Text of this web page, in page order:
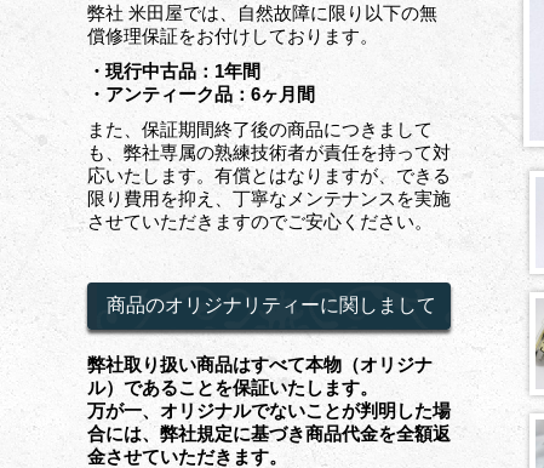
弊社 米田屋では、自然故障に限り以下の無
償修理保証をお付けしております。
・現行中古品：1年間
・アンティーク品：6ヶ月間
また、保証期間終了後の商品につきまして
も、弊社専属の熟練技術者が責任を持って対
応いたします。有償とはなりますが、できる
限り費用を抑え、丁寧なメンテナンスを実施
させていただきますのでご安心ください。
商品のオリジナリティーに関しまして
弊社取り扱い商品はすべて本物（オリジナ
ル）であることを保証いたします。
万が一、オリジナルでないことが判明した場
合には、弊社規定に基づき商品代金を全額返
金させていただきます。